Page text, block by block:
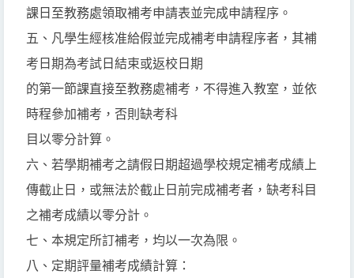
課日至教務處領取補考申請表並完成申請程序。
五、凡學生經核准給假並完成補考申請程序者，其補
考日期為考試日結束或返校日期
的第一節課直接至教務處補考，不得進入教室，並依
時程參加補考，否則缺考科
目以零分計算。
六、若學期補考之請假日期超過學校規定補考成績上
傳截止日，或無法於截止日前完成補考者，缺考科目
之補考成績以零分計。
七、本規定所訂補考，均以一次為限。
八、定期評量補考成績計算：